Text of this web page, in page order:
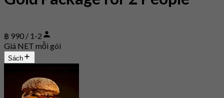
฿ 990 / 1-2
Giá NET mỗi gói
Sách